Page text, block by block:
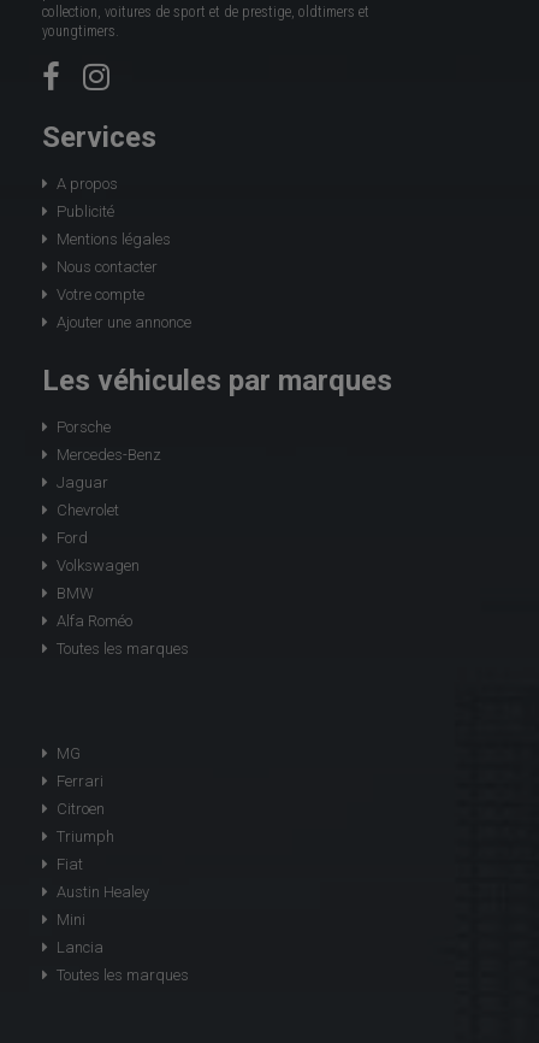
collection, voitures de sport et de prestige, oldtimers et
youngtimers.
Services
A propos
Publicité
Mentions légales
Nous contacter
Votre compte
Ajouter une annonce
Les véhicules par marques
Porsche
Mercedes-Benz
Jaguar
Chevrolet
Ford
Volkswagen
BMW
Alfa Roméo
Toutes les marques
MG
Ferrari
Citroen
Triumph
Fiat
Austin Healey
Mini
Lancia
Toutes les marques